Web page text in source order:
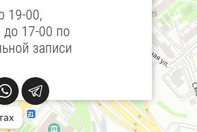
19-00,
до 17-00 по
записи